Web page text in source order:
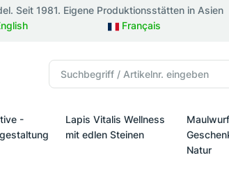
Seit 1981. Eigene Produktionsstätten in Asien
Français
-
Lapis Vitalis Wellness
mit edlen Steinen
Natur